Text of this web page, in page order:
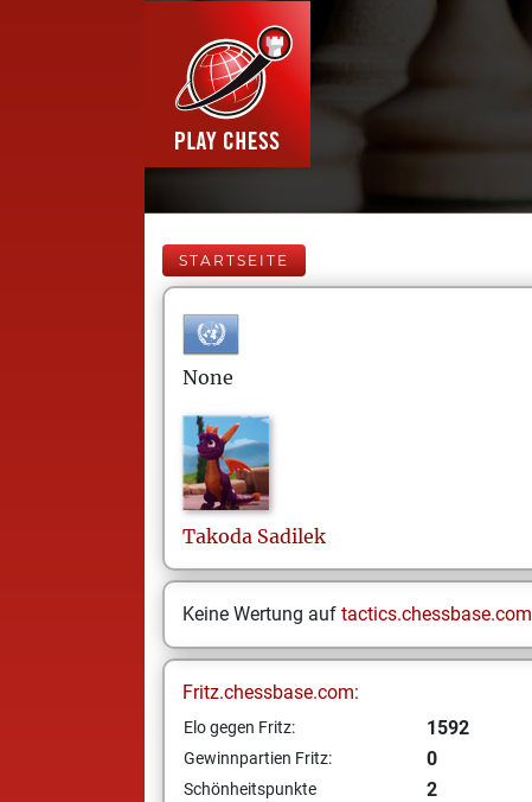
STARTSEITE
None
Takoda Sadilek
Keine Wertung auf tactics.chessbase.com
Fritz.chessbase.com:
Elo gegen Fritz: 1592
Gewinnpartien Fritz: 0
Schönheitspunkte
2